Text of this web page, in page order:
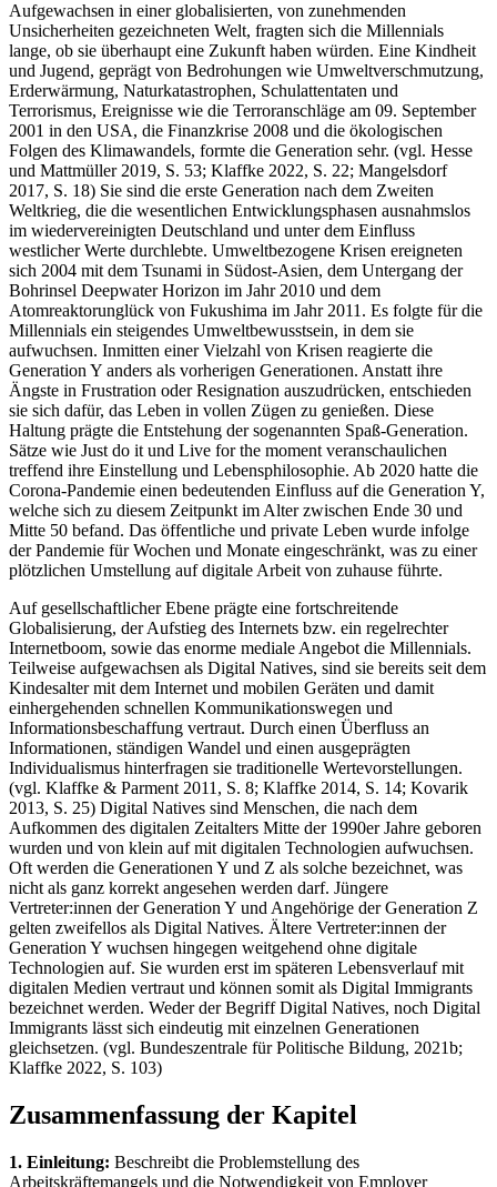
Aufgewachsen in einer globalisierten, von zunehmenden
Unsicherheiten gezeichneten Welt, fragten sich die Millennials
lange, ob sie überhaupt eine Zukunft haben würden. Eine Kindheit
und Jugend, geprägt von Bedrohungen wie Umweltverschmutzung,
Erderwärmung, Naturkatastrophen, Schulattentaten und
Terrorismus, Ereignisse wie die Terroranschläge am 09. September
2001 in den USA, die Finanzkrise 2008 und die ökologischen
Folgen des Klimawandels, formte die Generation sehr. (vgl. Hesse
und Mattmüller 2019, S. 53; Klaffke 2022, S. 22; Mangelsdorf
2017, S. 18) Sie sind die erste Generation nach dem Zweiten
Weltkrieg, die die wesentlichen Entwicklungsphasen ausnahmslos
im wiedervereinigten Deutschland und unter dem Einfluss
westlicher Werte durchlebte. Umweltbezogene Krisen ereigneten
sich 2004 mit dem Tsunami in Südost-Asien, dem Untergang der
Bohrinsel Deepwater Horizon im Jahr 2010 und dem
Atomreaktorunglück von Fukushima im Jahr 2011. Es folgte für die
Millennials ein steigendes Umweltbewusstsein, in dem sie
aufwuchsen. Inmitten einer Vielzahl von Krisen reagierte die
Generation Y anders als vorherigen Generationen. Anstatt ihre
Ängste in Frustration oder Resignation auszudrücken, entschieden
sie sich dafür, das Leben in vollen Zügen zu genießen. Diese
Haltung prägte die Entstehung der sogenannten Spaß-Generation.
Sätze wie Just do it und Live for the moment veranschaulichen
treffend ihre Einstellung und Lebensphilosophie. Ab 2020 hatte die
Corona-Pandemie einen bedeutenden Einfluss auf die Generation Y,
welche sich zu diesem Zeitpunkt im Alter zwischen Ende 30 und
Mitte 50 befand. Das öffentliche und private Leben wurde infolge
der Pandemie für Wochen und Monate eingeschränkt, was zu einer
plötzlichen Umstellung auf digitale Arbeit von zuhause führte.
Auf gesellschaftlicher Ebene prägte eine fortschreitende
Globalisierung, der Aufstieg des Internets bzw. ein regelrechter
Internetboom, sowie das enorme mediale Angebot die Millennials.
Teilweise aufgewachsen als Digital Natives, sind sie bereits seit dem
Kindesalter mit dem Internet und mobilen Geräten und damit
einhergehenden schnellen Kommunikationswegen und
Informationsbeschaffung vertraut. Durch einen Überfluss an
Informationen, ständigen Wandel und einen ausgeprägten
Individualismus hinterfragen sie traditionelle Wertevorstellungen.
(vgl. Klaffke & Parment 2011, S. 8; Klaffke 2014, S. 14; Kovarik
2013, S. 25) Digital Natives sind Menschen, die nach dem
Aufkommen des digitalen Zeitalters Mitte der 1990er Jahre geboren
wurden und von klein auf mit digitalen Technologien aufwuchsen.
Oft werden die Generationen Y und Z als solche bezeichnet, was
nicht als ganz korrekt angesehen werden darf. Jüngere
Vertreter:innen der Generation Y und Angehörige der Generation Z
gelten zweifellos als Digital Natives. Ältere Vertreter:innen der
Generation Y wuchsen hingegen weitgehend ohne digitale
Technologien auf. Sie wurden erst im späteren Lebensverlauf mit
digitalen Medien vertraut und können somit als Digital Immigrants
bezeichnet werden. Weder der Begriff Digital Natives, noch Digital
Immigrants lässt sich eindeutig mit einzelnen Generationen
gleichsetzen. (vgl. Bundeszentrale für Politische Bildung, 2021b;
Klaffke 2022, S. 103)
Zusammenfassung der Kapitel
1. Einleitung: Beschreibt die Problemstellung des
Arbeitskräftemangels und die Notwendigkeit von Employer